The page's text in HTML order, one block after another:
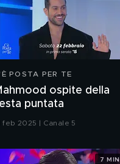
POSTA PER TE
ospite della
puntata
feb 2025 | Canale 5
7 MIN